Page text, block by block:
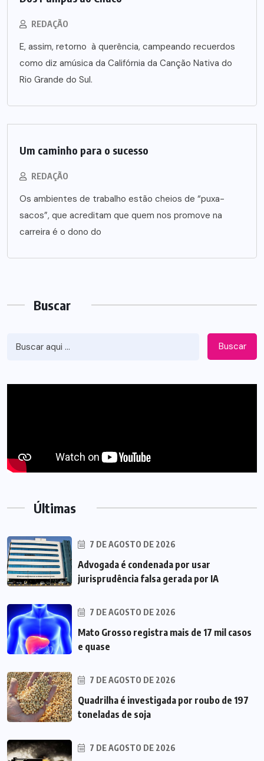
REDAÇÃO
E, assim, retorno à querência, campeando recuerdos
como diz amúsica da Califórnia da Canção Nativa do
Rio Grande do Sul.
Um caminho para o sucesso
REDAÇÃO
Os ambientes de trabalho estão cheios de “puxa-
sacos”, que acreditam que quem nos promove na
carreira é o dono do
Buscar
Buscar
Últimas
7 DE AGOSTO DE 2026
Advogada é condenada por usar
jurisprudência falsa gerada por IA
7 DE AGOSTO DE 2026
Mato Grosso registra mais de 17 mil casos
e quase
7 DE AGOSTO DE 2026
Quadrilha é investigada por roubo de 197
toneladas de soja
7 DE AGOSTO DE 2026